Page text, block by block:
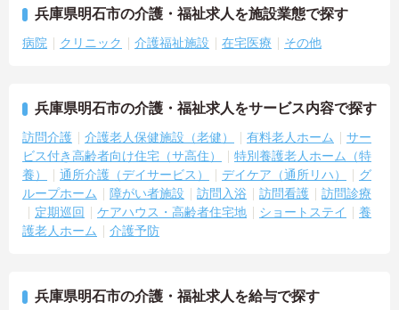
兵庫県明石市の介護・福祉求人を施設業態で探す
病院 クリニック 介護福祉施設 在宅医療 その他
兵庫県明石市の介護・福祉求人をサービス内容で探す
訪問介護 介護老人保健施設（老健） 有料老人ホーム
サー
ビス付き高齢者向け住宅（サ高住）
特別養護老人ホーム（特
養）
通所介護（デイサービス） デイケア（通所リハ）
グ
ループホーム
障がい者施設 訪問入浴 訪問看護
訪問診療
定期巡回
ケアハウス・高齢者住宅地 ショートステイ
養
護老人ホーム
介護予防
兵庫県明石市の介護・福祉求人を給与で探す